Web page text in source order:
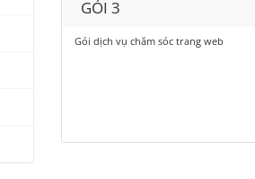
GÓI 3
Gói dịch vụ chăm sóc trang web